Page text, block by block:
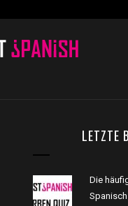
LETZTE
Die